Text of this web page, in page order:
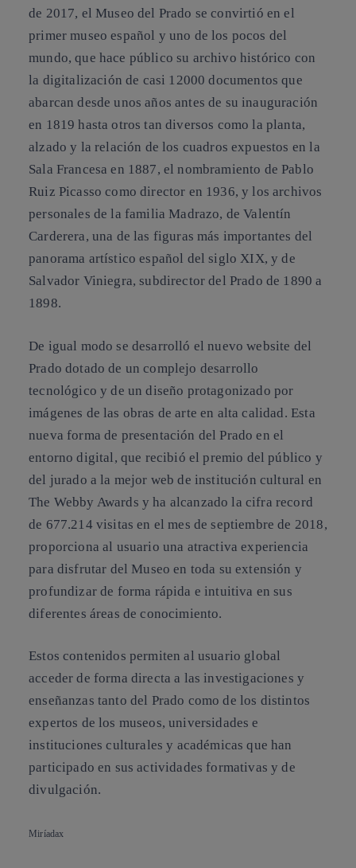
de 2017, el Museo del Prado se convirtió en el
primer museo español y uno de los pocos del
mundo, que hace público su archivo histórico con
la digitalización de casi 12000 documentos que
abarcan desde unos años antes de su inauguración
en 1819 hasta otros tan diversos como la planta,
alzado y la relación de los cuadros expuestos en la
Sala Francesa en 1887, el nombramiento de Pablo
Ruiz Picasso como director en 1936, y los archivos
personales de la familia Madrazo, de Valentín
Carderera, una de las figuras más importantes del
panorama artístico español del siglo XIX, y de
Salvador Viniegra, subdirector del Prado de 1890 a
1898.
De igual modo se desarrolló el nuevo website del
Prado dotado de un complejo desarrollo
tecnológico y de un diseño protagonizado por
imágenes de las obras de arte en alta calidad. Esta
nueva forma de presentación del Prado en el
entorno digital, que recibió el premio del público y
del jurado a la mejor web de institución cultural en
The Webby Awards y ha alcanzado la cifra record
de 677.214 visitas en el mes de septiembre de 2018,
proporciona al usuario una atractiva experiencia
para disfrutar del Museo en toda su extensión y
profundizar de forma rápida e intuitiva en sus
diferentes áreas de conocimiento.
Estos contenidos permiten al usuario global
acceder de forma directa a las investigaciones y
enseñanzas tanto del Prado como de los distintos
expertos de los museos, universidades e
instituciones culturales y académicas que han
participado en sus actividades formativas y de
divulgación.
Miríadax